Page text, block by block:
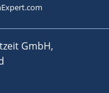
GmbH,